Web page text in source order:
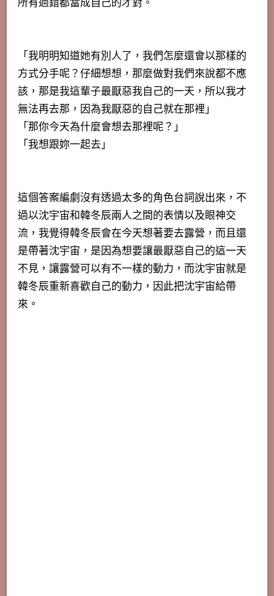
所有過錯都當成自己的才對。
「我明明知道她有別人了，我們怎麼還會以那樣的
方式分手呢？仔細想想，那麼做對我們來說都不應
該，那是我這輩子最厭惡我自己的一天，所以我才
無法再去那，因為我厭惡的自己就在那裡」
「那你今天為什麼會想去那裡呢？」
「我想跟妳一起去」
這個答案編劇沒有透過太多的角色台詞說出來，不
過以沈宇宙和韓冬辰兩人之間的表情以及眼神交
流，我覺得韓冬辰會在今天想著要去露營，而且還
是帶著沈宇宙，是因為想要讓最厭惡自己的這一天
不見，讓露營可以有不一樣的動力，而沈宇宙就是
韓冬辰重新喜歡自己的動力，因此把沈宇宙給帶
來。